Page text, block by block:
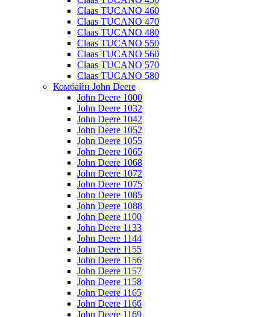
Claas TUCANO 460
Claas TUCANO 470
Claas TUCANO 480
Claas TUCANO 550
Claas TUCANO 560
Claas TUCANO 570
Claas TUCANO 580
Комбайн John Deere
John Deere 1000
John Deere 1032
John Deere 1042
John Deere 1052
John Deere 1055
John Deere 1065
John Deere 1068
John Deere 1072
John Deere 1075
John Deere 1085
John Deere 1088
John Deere 1100
John Deere 1133
John Deere 1144
John Deere 1155
John Deere 1156
John Deere 1157
John Deere 1158
John Deere 1165
John Deere 1166
John Deere 1169